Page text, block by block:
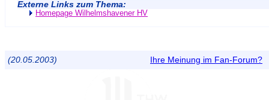
Externe Links zum Thema:
Homepage Wilhelmshavener HV
(20.05.2003) Ihre Meinung im Fan-Forum?